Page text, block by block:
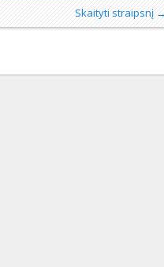
Skaityti straipsnį